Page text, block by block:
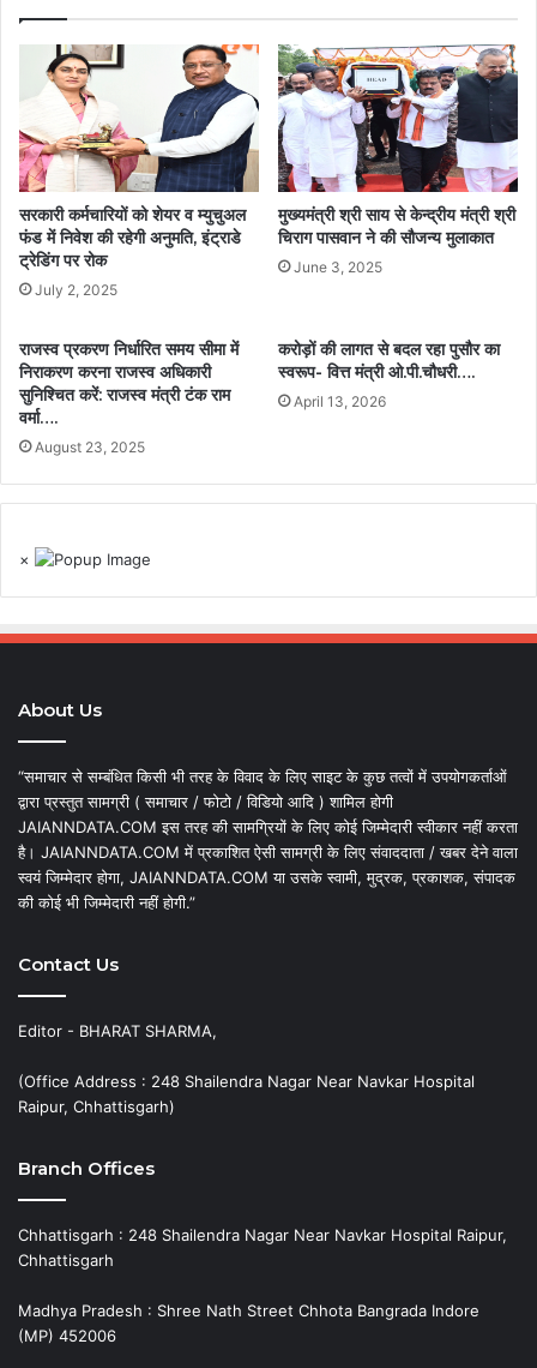
सरकारी कर्मचारियों को शेयर व म्युचुअल
फंड में निवेश की रहेगी अनुमति, इंट्राडे
ट्रेडिंग पर रोक
July 2, 2025
मुख्यमंत्री श्री साय से केन्द्रीय मंत्री श्री
चिराग पासवान ने की सौजन्य मुलाकात
June 3, 2025
राजस्व प्रकरण निर्धारित समय सीमा में
निराकरण करना राजस्व अधिकारी
सुनिश्चित करें: राजस्व मंत्री टंक राम
वर्मा….
August 23, 2025
करोड़ों की लागत से बदल रहा पुसौर का
स्वरूप- वित्त मंत्री ओ.पी.चौधरी….
April 13, 2026
×
About Us
“समाचार से सम्बंधित किसी भी तरह के विवाद के लिए साइट के कुछ तत्वों में उपयोगकर्ताओं
द्वारा प्रस्तुत सामग्री ( समाचार / फोटो / विडियो आदि ) शामिल होगी
JAIANNDATA.COM इस तरह की सामग्रियों के लिए कोई जिम्मेदारी स्वीकार नहीं करता
है। JAIANNDATA.COM में प्रकाशित ऐसी सामग्री के लिए संवाददाता / खबर देने वाला
स्वयं जिम्मेदार होगा, JAIANNDATA.COM या उसके स्वामी, मुद्रक, प्रकाशक, संपादक
की कोई भी जिम्मेदारी नहीं होगी.”
Contact Us
Editor - BHARAT SHARMA,
(Office Address : 248 Shailendra Nagar Near Navkar Hospital
Raipur, Chhattisgarh)
Branch Offices
Chhattisgarh : 248 Shailendra Nagar Near Navkar Hospital Raipur,
Chhattisgarh
Madhya Pradesh : Shree Nath Street Chhota Bangrada Indore
(MP) 452006